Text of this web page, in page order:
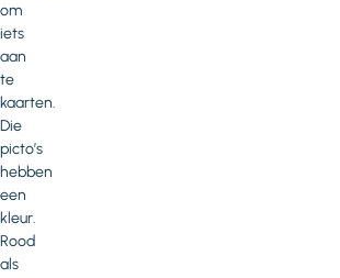
om
iets
aan
te
kaarten.
Die
picto’s
hebben
een
kleur.
Rood
als